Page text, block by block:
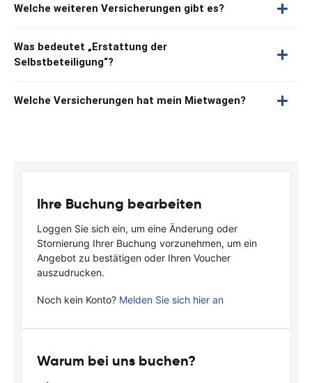
Welche weiteren Versicherungen gibt es?
Was bedeutet „Erstattung der
Selbstbeteiligung“?
Welche Versicherungen hat mein Mietwagen?
Ihre Buchung bearbeiten
Loggen Sie sich ein, um eine Änderung oder
Stornierung Ihrer Buchung vorzunehmen, um ein
Angebot zu bestätigen oder Ihren Voucher
auszudrucken.
Noch kein Konto? Melden Sie sich hier an
Warum bei uns buchen?